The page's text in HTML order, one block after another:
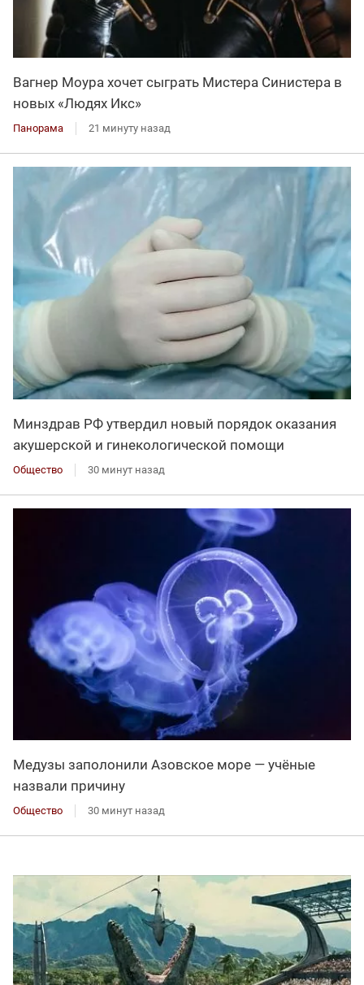
Вагнер Моура хочет сыграть Мистера Синистера в
новых «Людях Икс»
Панорама 21 минуту назад
Минздрав РФ утвердил новый порядок оказания
акушерской и гинекологической помощи
Общество 30 минут назад
Медузы заполонили Азовское море — учёные
назвали причину
Общество 30 минут назад